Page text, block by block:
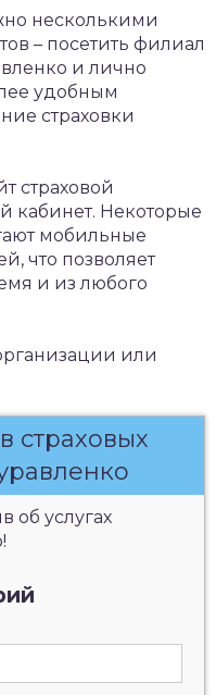
несколькими
– посетить филиал
и лично
удобным
страховки
страховой
кабинет. Некоторые
мобильные
что позволяет
и из любого
или
страховых
об услугах